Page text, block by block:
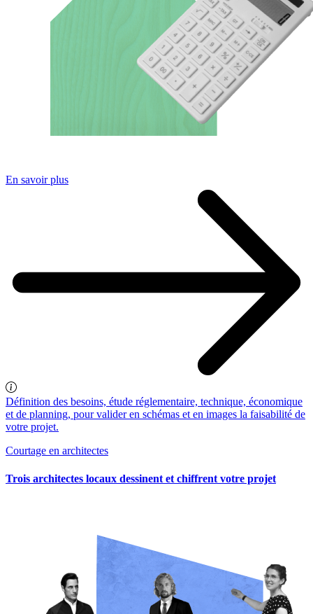
En savoir plus
Définition des besoins, étude réglementaire, technique, économique
et de planning, pour valider en schémas et en images la faisabilité de
votre projet.
Courtage en architectes
Trois architectes locaux dessinent et chiffrent votre projet